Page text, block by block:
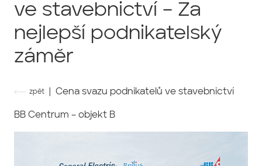
ve stavebnictví – Za
nejlepší podnikatelský
záměr
zpět | Cena svazu podnikatelů ve stavebnictví
BB Centrum – objekt B